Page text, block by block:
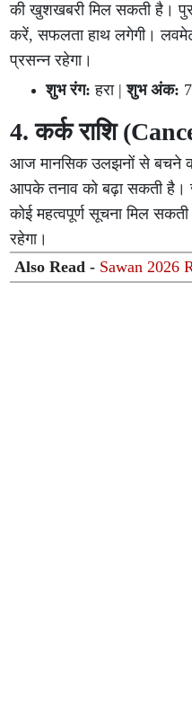
की खुशखबरी मिल सकती है।
करें, सफलता हाथ लगेगी।
प्रसन्न रहेगा।
शुभ रंग: हरा |शुभ अंक: 7
4. कर्क राशि
आज मानसिक उलझनों से बचने
आपके तनाव को बढ़ा सकती है।
कोई महत्वपूर्ण सूचना मिल
रहेगा।
Also Read - Sawan 2026
में किस दिन कराएं